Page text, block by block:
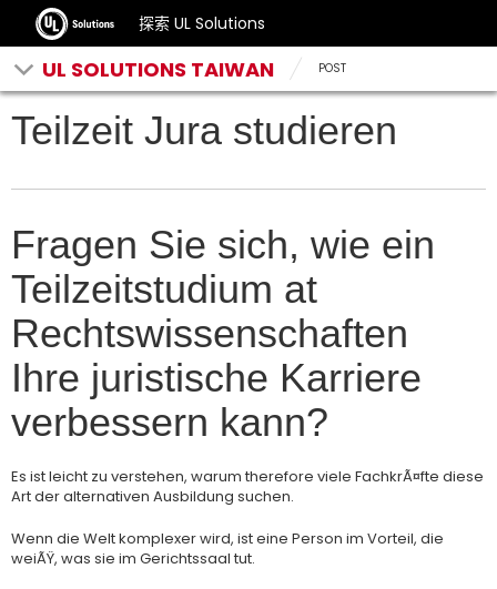
探索 UL Solutions
UL SOLUTIONS TAIWAN POST
Teilzeit Jura studieren
Fragen Sie sich, wie ein
Teilzeitstudium at
Rechtswissenschaften
Ihre juristische Karriere
verbessern kann?
Es ist leicht zu verstehen, warum therefore viele FachkrÃ¤fte diese
Art der alternativen Ausbildung suchen.
Wenn die Welt komplexer wird, ist eine Person im Vorteil, die
weiÃŸ, was sie im Gerichtssaal tut.